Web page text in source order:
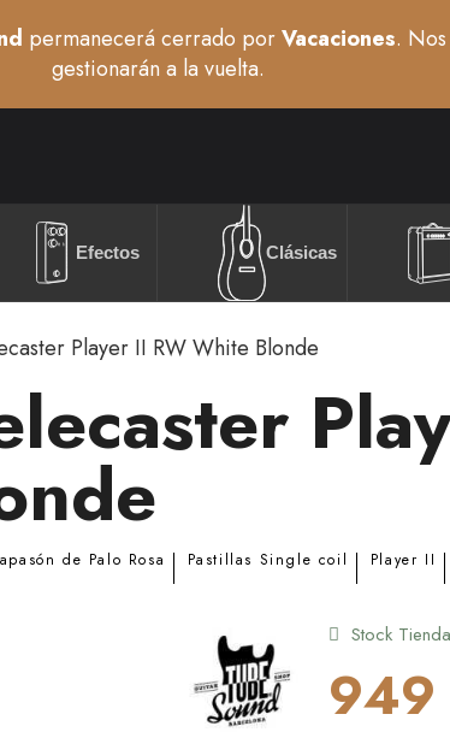
permanecerá cerrado porVacaciones.
gestionarán a la vuelta.
Efectos Clásicas
Player II RW White Blonde
de Palo Rosa Pastillas Single coil Player II
Stock Tienda
949